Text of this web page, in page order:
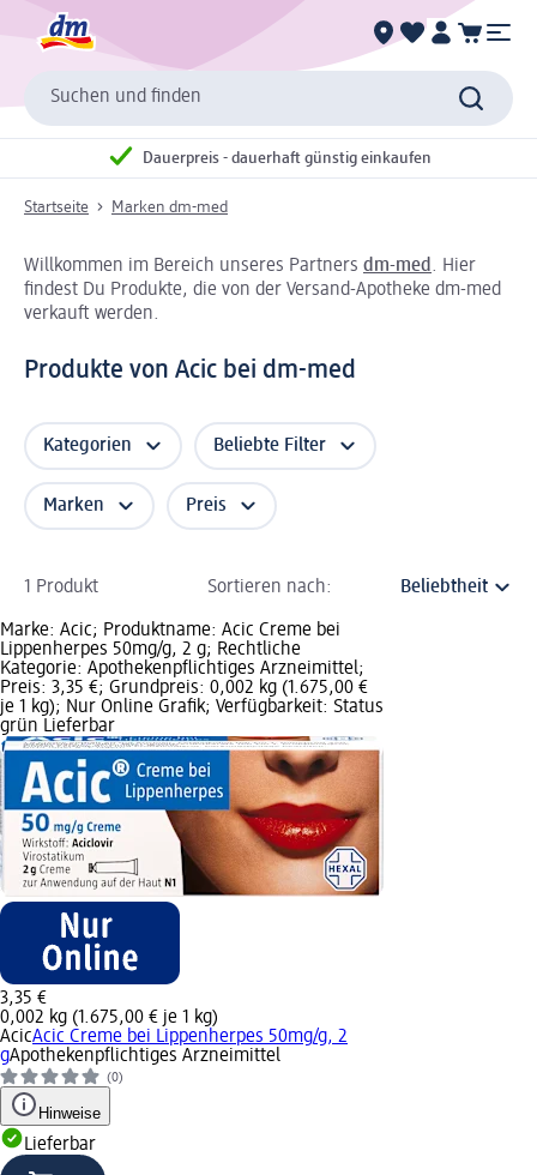
Suchen und finden
Dauerpreis - dauerhaft günstig einkaufen
Startseite Marken dm-med
Willkommen im Bereich unseres Partners dm-med . Hier
findest Du Produkte, die von der Versand-Apotheke dm-med
verkauft werden.
Produkte von Acic bei dm-med
Kategorien Beliebte Filter
Marken Preis
1 Produkt Sortieren nach:
Marke: Acic; Produktname: Acic Creme bei
Lippenherpes 50mg/g, 2 g; Rechtliche
Kategorie: Apothekenpflichtiges Arzneimittel;
Preis: 3,35 €; Grundpreis: 0,002 kg (1.675,00 €
je 1 kg); Nur Online Grafik; Verfügbarkeit: Status
grün Lieferbar
3,35 €
0,002 kg (1.675,00 € je 1 kg)
AcicAcic Creme bei Lippenherpes 50mg/g, 2
gApothekenpflichtiges Arzneimittel
(0)
Hinweise
Lieferbar